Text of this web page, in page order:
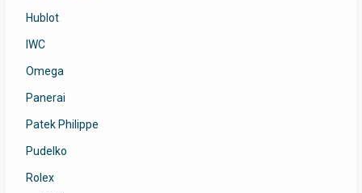
Hublot
IWC
Omega
Panerai
Patek Philippe
Pudelko
Rolex